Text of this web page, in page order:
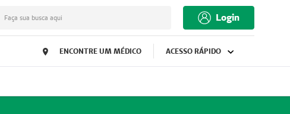
Faça sua busca aqui Login
ENCONTRE UM MÉDICO ACESSO RÁPIDO